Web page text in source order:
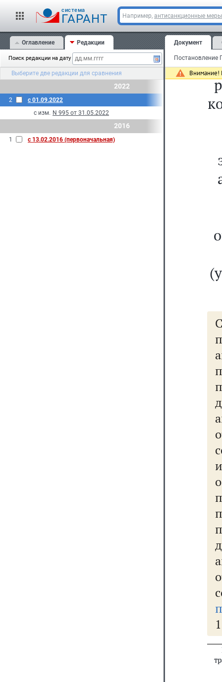
cистема
ГАРАНТ Например, антисанкционные меры
Оглавление Редакции
Поиск редакции на дату
Выберите две редакции для сравнения
2022
2
с 01.09.2022
с изм. N 995 от 31.05.2022
2016
1 с 13.02.2016 (первоначальная)
Документ
Внимание!